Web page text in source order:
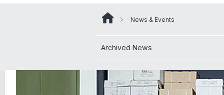
Our Team
Welcome!
Projects of Doctoral Students
PhD News & Events
Archived News
News & Events
Archived News